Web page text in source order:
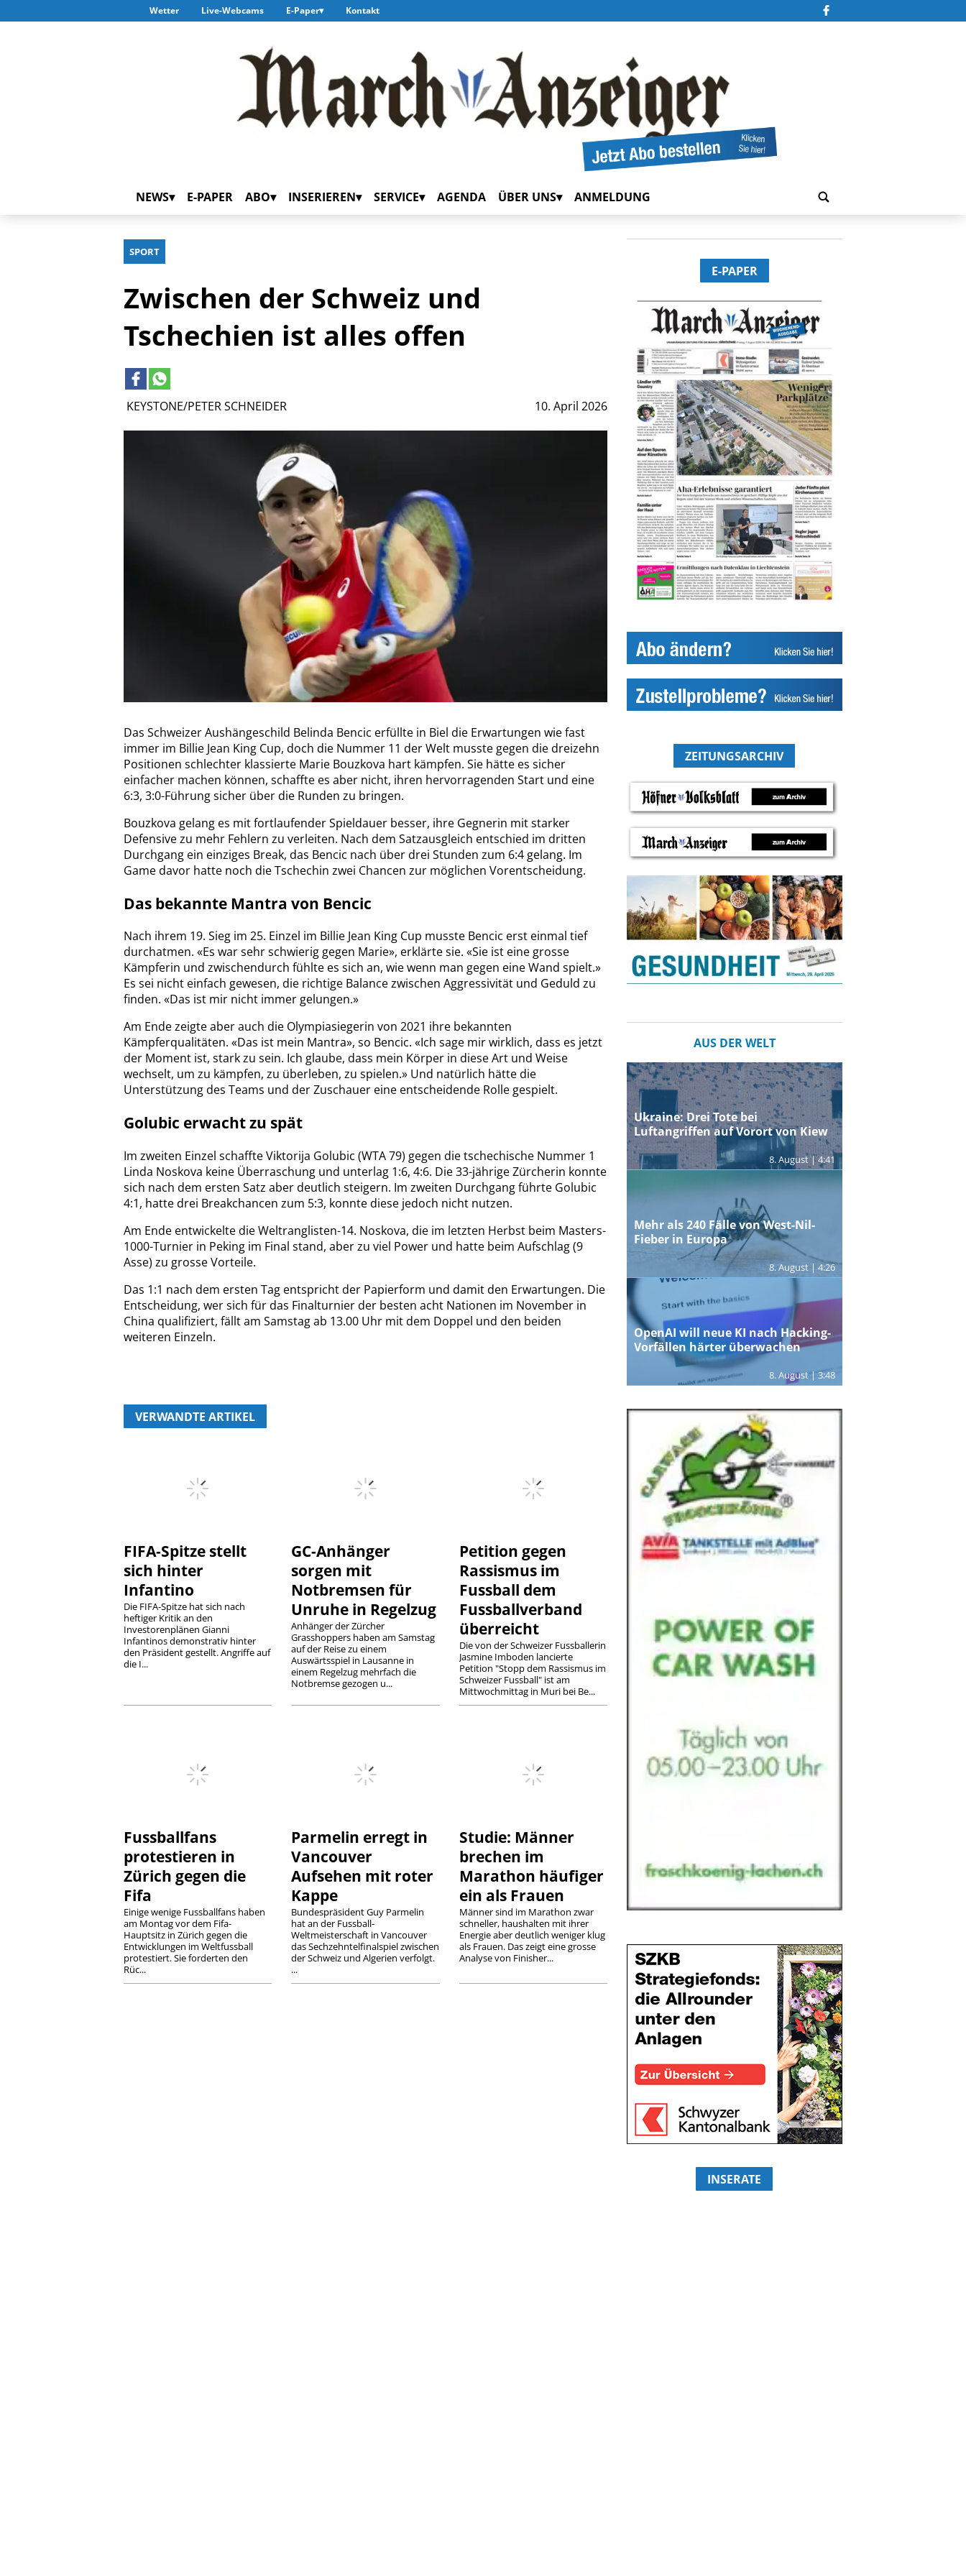
Wetter Live-Webcams E-Paper Kontakt
NEWS E-PAPER ABO INSERIEREN SERVICE AGENDA ÜBER UNS ANMELDUNG
SPORT
KEYSTONE/PETER SCHNEIDER 10. April 2026
Zwischen der Schweiz und
Tschechien ist alles offen
Das Schweizer Aushängeschild Belinda Bencic erfüllte in Biel die Erwartungen wie fast
immer im Billie Jean King Cup, doch die Nummer 11 der Welt musste gegen die dreizehn
Positionen schlechter klassierte Marie Bouzkova hart kämpfen. Sie hätte es sicher
einfacher machen können, schaffte es aber nicht, ihren hervorragenden Start und eine
6:3, 3:0-Führung sicher über die Runden zu bringen.
Bouzkova gelang es mit fortlaufender Spieldauer besser, ihre Gegnerin mit starker
Defensive zu mehr Fehlern zu verleiten. Nach dem Satzausgleich entschied im dritten
Durchgang ein einziges Break, das Bencic nach über drei Stunden zum 6:4 gelang. Im
Game davor hatte noch die Tschechin zwei Chancen zur möglichen Vorentscheidung.
Das bekannte Mantra von Bencic
Nach ihrem 19. Sieg im 25. Einzel im Billie Jean King Cup musste Bencic erst einmal tief
durchatmen. «Es war sehr schwierig gegen Marie», erklärte sie. «Sie ist eine grosse
Kämpferin und zwischendurch fühlte es sich an, wie wenn man gegen eine Wand spielt.»
Es sei nicht einfach gewesen, die richtige Balance zwischen Aggressivität und Geduld zu
finden. «Das ist mir nicht immer gelungen.»
Am Ende zeigte aber auch die Olympiasiegerin von 2021 ihre bekannten
Kämpferqualitäten. «Das ist mein Mantra», so Bencic. «Ich sage mir wirklich, dass es jetzt
der Moment ist, stark zu sein. Ich glaube, dass mein Körper in diese Art und Weise
wechselt, um zu kämpfen, zu überleben, zu spielen.» Und natürlich hätte die
Unterstützung des Teams und der Zuschauer eine entscheidende Rolle gespielt.
Golubic erwacht zu spät
Im zweiten Einzel schaffte Viktorija Golubic (WTA 79) gegen die tschechische Nummer 1
Linda Noskova keine Überraschung und unterlag 1:6, 4:6. Die 33-jährige Zürcherin konnte
sich nach dem ersten Satz aber deutlich steigern. Im zweiten Durchgang führte Golubic
4:1, hatte drei Breakchancen zum 5:3, konnte diese jedoch nicht nutzen.
Am Ende entwickelte die Weltranglisten-14. Noskova, die im letzten Herbst beim Masters-
1000-Turnier in Peking im Final stand, aber zu viel Power und hatte beim Aufschlag (9
Asse) zu grosse Vorteile.
Das 1:1 nach dem ersten Tag entspricht der Papierform und damit den Erwartungen. Die
Entscheidung, wer sich für das Finalturnier der besten acht Nationen im November in
China qualifiziert, fällt am Samstag ab 13.00 Uhr mit dem Doppel und den beiden
weiteren Einzeln.
VERWANDTE ARTIKEL
FIFA-Spitze stellt
sich hinter
Infantino
Die FIFA-Spitze hat sich nach
heftiger Kritik an den
Investorenplänen Gianni
Infantinos demonstrativ hinter
den Präsident gestellt. Angriffe auf
die I...
GC-Anhänger
sorgen mit
Notbremsen für
Unruhe in Regelzug
Anhänger der Zürcher
Grasshoppers haben am Samstag
auf der Reise zu einem
Auswärtsspiel in Lausanne in
einem Regelzug mehrfach die
Notbremse gezogen u...
Petition gegen
Rassismus im
Fussball dem
Fussballverband
überreicht
Die von der Schweizer Fussballerin
Jasmine Imboden lancierte
Petition "Stopp dem Rassismus im
Schweizer Fussball" ist am
Mittwochmittag in Muri bei Be...
Fussballfans
protestieren in
Zürich gegen die
Fifa
Einige wenige Fussballfans haben
am Montag vor dem Fifa-
Hauptsitz in Zürich gegen die
Entwicklungen im Weltfussball
protestiert. Sie forderten den
Rüc...
Parmelin erregt in
Vancouver
Aufsehen mit roter
Kappe
Bundespräsident Guy Parmelin
hat an der Fussball-
Weltmeisterschaft in Vancouver
das Sechzehntelfinalspiel zwischen
der Schweiz und Algerien verfolgt.
...
Studie: Männer
brechen im
Marathon häufiger
ein als Frauen
Männer sind im Marathon zwar
schneller, haushalten mit ihrer
Energie aber deutlich weniger klug
als Frauen. Das zeigt eine grosse
Analyse von Finisher...
E-PAPER
ZEITUNGSARCHIV
AUS DER WELT
Ukraine: Drei Tote bei
Luftangriffen auf Vorort von Kiew
8. August | 4:41
Mehr als 240 Fälle von West-Nil-
Fieber in Europa
8. August | 4:26
OpenAI will neue KI nach Hacking-
Vorfällen härter überwachen
8. August | 3:48
INSERATE